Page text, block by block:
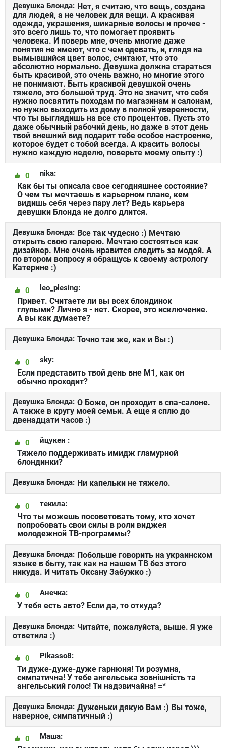
Девушка Блонда: Нет, я считаю, что вещь, создана
для людей, а не человек для вещи. А красивая
одежда, украшения, шикарные волосы и прочее -
это всего лишь то, что помогает проявить
человека. И поверь мне, очень многие даже
понятия не имеют, что с чем одевать, и, глядя на
вымывшийся цвет волос, считают, что это
абсолютно нормально. Девушка должна стараться
быть красивой, это очень важно, но многие этого
не понимают. Быть красивой девушкой очень
тяжело, это большой труд. Это не значит, что себя
нужно посвятить походам по магазинам и салонам,
но нужно выходить из дому в полной уверенности,
что ты выглядишь на все сто процентов. Пусть это
даже обычный рабочий день, но даже в этот день
твой внешний вид подарит тебе особое настроение,
которое будет с тобой всегда. А красить волосы
нужно каждую неделю, поверьте моему опыту :)
nika:
0
Как бы ты описала свое сегодняшнее состояние?
О чем ты мечтаешь в карьерном плане, кем
видишь себя через пару лет? Ведь карьера
девушки Блонда не долго длится.
Девушка Блонда: Все так чудесно :) Мечтаю
открыть свою галерею. Мечтаю состояться как
дизайнер. Мне очень нравится следить за модой. А
по втором вопросу я обращусь к своему астрологу
Катерине :)
leo_plesing:
0
Привет. Считаете ли вы всех блондинок
глупыми? Лично я - нет. Скорее, это исключение.
А вы как думаете?
Девушка Блонда: Точно так же, как и Вы :)
sky:
0
Если представить твой день вне М1, как он
обычно проходит?
Девушка Блонда: О Боже, он проходит в спа-салоне.
А также в кругу моей семьи. А еще я сплю до
двенадцати часов :)
йцукен :
0
Тяжело поддерживать имидж гламурной
блондинки?
Девушка Блонда: Ни капельки не тяжело.
текила:
0
Что ты можешь посоветовать тому, кто хочет
попробовать свои силы в роли виджея
молодежной ТВ-программы?
Девушка Блонда: Побольше говорить на украинском
языке в быту, так как на нашем ТВ без этого
никуда. И читать Оксану Забужко :)
Анечка:
0
У тебя есть авто? Если да, то откуда?
Девушка Блонда: Читайте, пожалуйста, выше. Я уже
ответила :)
Pikasso8:
0
Ти дуже-дуже-дуже гарнюня! Ти розумна,
симпатична! У тебе ангельська зовнішність та
ангельський голос! Ти надзвичайна! =*
Девушка Блонда: Дуженьки дякую Вам :) Вы тоже,
наверное, симпатичный :)
Маша:
0